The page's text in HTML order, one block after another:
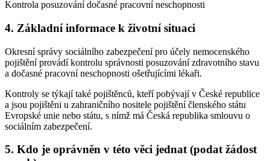
Kontrola posuzování dočasné pracovní neschopnosti
4. Základní informace k životní situaci
Okresní správy sociálního zabezpečení pro účely nemocenského
pojištění provádí kontrolu správnosti posuzování zdravotního stavu
a dočasné pracovní neschopnosti ošetřujícími lékaři.
Kontroly se týkají také pojištěnců, kteří pobývají v České republice
a jsou pojištěni u zahraničního nositele pojištění členského státu
Evropské unie nebo státu, s nímž má Česká republika smlouvu o
sociálním zabezpečení.
5. Kdo je oprávněn v této věci jednat (podat žádost